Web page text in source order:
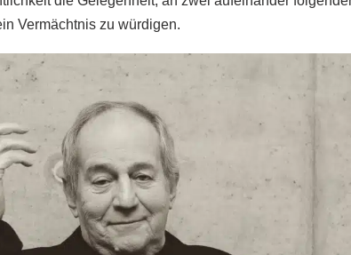
Vermächtnis zu würdigen.